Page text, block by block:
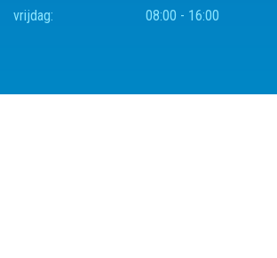
vrijdag: 08:00 - 16:00